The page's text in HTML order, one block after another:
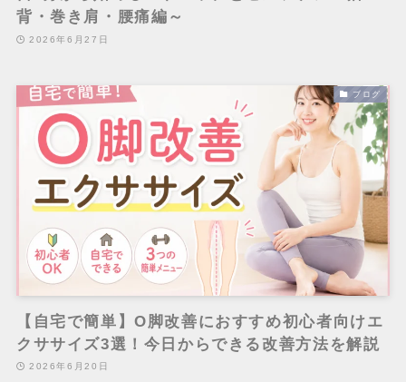
背・巻き肩・腰痛編～
2026年6月27日
ブログ
【自宅で簡単】O脚改善におすすめ初心者向けエ
クササイズ3選！今日からできる改善方法を解説
2026年6月20日